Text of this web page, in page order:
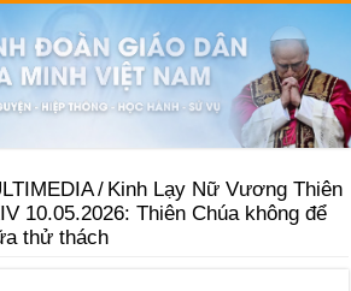
/ Kinh Lạy Nữ Vương Thiên
10.05.2026: Thiên Chúa không để
thử thách